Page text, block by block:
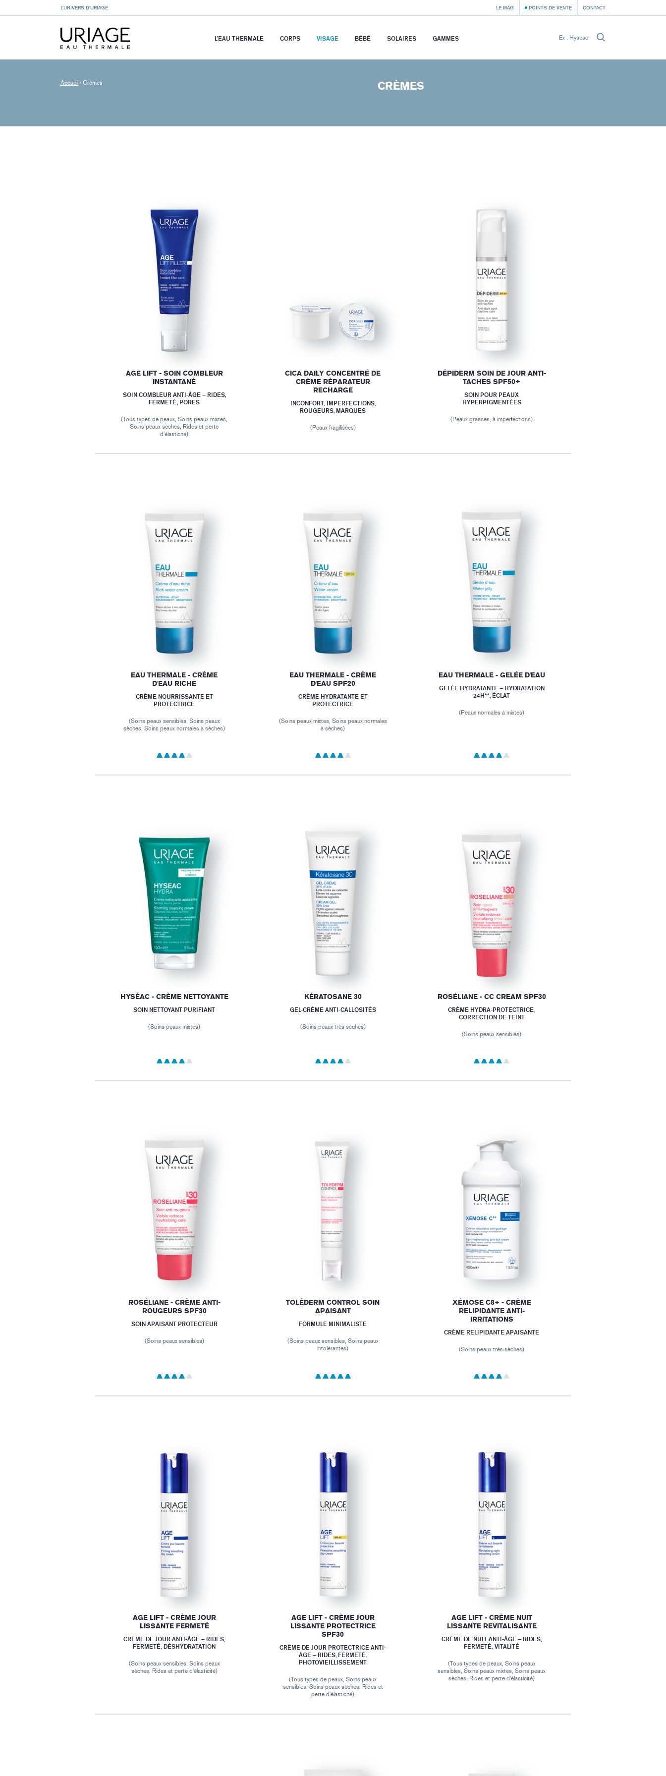
L’UNIVERS D’URIAGE LE MAG POINTS DE VENTE CONTACT
L’EAU THERMALE CORPS VISAGE BÉBÉ SOLAIRES GAMMES
Accueil › Crèmes CRÈMES
AGE LIFT - SOIN COMBLEUR
INSTANTANÉ
SOIN COMBLEUR ANTI-ÂGE – RIDES,
FERMETÉ, PORES
(Tous types de peaux, Soins peaux mixtes,
Soins peaux sèches, Rides et perte
d'élasticité)
CICA DAILY CONCENTRÉ DE
CRÈME RÉPARATEUR
RECHARGE
INCONFORT, IMPERFECTIONS,
ROUGEURS, MARQUES
(Peaux fragilisées)
DÉPIDERM SOIN DE JOUR ANTI-
TACHES SPF50+
SOIN POUR PEAUX
HYPERPIGMENTÉES
(Peaux grasses, à imperfections)
EAU THERMALE - CRÈME
D'EAU RICHE
CRÈME NOURRISSANTE ET
PROTECTRICE
(Soins peaux sensibles, Soins peaux
sèches, Soins peaux normales à sèches)
EAU THERMALE - CRÈME
D'EAU SPF20
CRÈME HYDRATANTE ET
PROTECTRICE
(Soins peaux mixtes, Soins peaux normales
à sèches)
EAU THERMALE - GELÉE D'EAU
GELÉE HYDRATANTE – HYDRATATION
24H**, ÉCLAT
(Peaux normales à mixtes)
HYSÉAC - CRÈME NETTOYANTE
SOIN NETTOYANT PURIFIANT
(Soins peaux mixtes)
KÉRATOSANE 30
GEL-CRÈME ANTI-CALLOSITÉS
(Soins peaux très sèches)
ROSÉLIANE - CC CREAM SPF30
CRÈME HYDRA-PROTECTRICE,
CORRECTION DE TEINT
(Soins peaux sensibles)
ROSÉLIANE - CRÈME ANTI-
ROUGEURS SPF30
SOIN APAISANT PROTECTEUR
(Soins peaux sensibles)
TOLÉDERM CONTROL SOIN
APAISANT
FORMULE MINIMALISTE
(Soins peaux sensibles, Soins peaux
intolérantes)
XÉMOSE C8+ - CRÈME
RELIPIDANTE ANTI-
IRRITATIONS
CRÈME RELIPIDANTE APAISANTE
(Soins peaux très sèches)
AGE LIFT - CRÈME JOUR
LISSANTE FERMETÉ
CRÈME DE JOUR ANTI-ÂGE – RIDES,
FERMETÉ, DÉSHYDRATATION
(Soins peaux sensibles, Soins peaux
sèches, Rides et perte d'élasticité)
AGE LIFT - CRÈME JOUR
LISSANTE PROTECTRICE
SPF30
CRÈME DE JOUR PROTECTRICE ANTI-
ÂGE – RIDES, FERMETÉ,
PHOTOVIEILLISSEMENT
(Tous types de peaux, Soins peaux
sensibles, Soins peaux sèches, Rides et
perte d'élasticité)
AGE LIFT - CRÈME NUIT
LISSANTE REVITALISANTE
CRÈME DE NUIT ANTI-ÂGE – RIDES,
FERMETÉ, VITALITÉ
(Tous types de peaux, Soins peaux
sensibles, Soins peaux mixtes, Soins peaux
sèches, Rides et perte d'élasticité)